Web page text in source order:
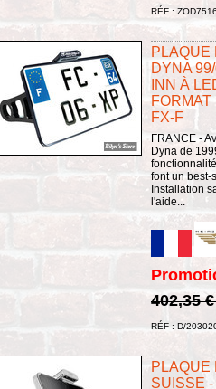
RÉF :
PLAQUE
DYNA
INN À
FX-F
FRANCE -
Dyna de
font un best-
Installation
l'aide...
402,35
RÉF : D/
PLAQUE
SUISSE